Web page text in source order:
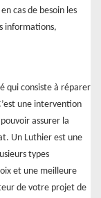
cas de besoin les
informations,
qui consiste à réparer
une intervention
assurer la
Un Luthier est une
types
et une meilleure
de votre projet de